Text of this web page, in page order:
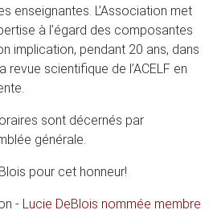
enseignantes. L’Association met
à l’égard des composantes
implication, pendant 20 ans, dans
scientifique de l’ACELF en
sont décernés par
générale.
pour cet honneur!
- Lucie DeBlois nommée membre